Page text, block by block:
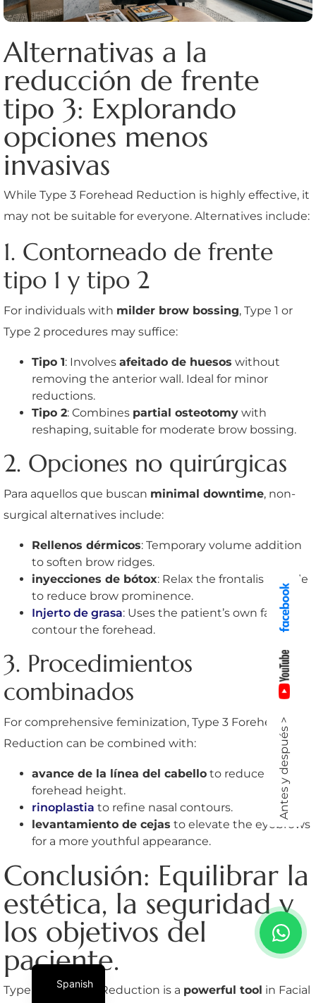
Alternativas a la
reducción de frente
tipo 3: Explorando
opciones menos
invasivas
While Type 3 Forehead Reduction is highly effective, it
may not be suitable for everyone. Alternatives include:
1. Contorneado de frente
tipo 1 y tipo 2
For individuals with milder brow bossing, Type 1 or
Type 2 procedures may suffice:
Tipo 1: Involves afeitado de huesos without
removing the anterior wall. Ideal for minor
reductions.
Tipo 2: Combines partial osteotomy with
reshaping, suitable for moderate brow bossing.
2. Opciones no quirúrgicas
Para aquellos que buscan minimal downtime, non-
surgical alternatives include:
Rellenos dérmicos: Temporary volume addition
to soften brow ridges.
inyecciones de bótox: Relax the frontalis muscle
to reduce brow prominence.
Injerto de grasa: Uses the patient’s own fat to
contour the forehead.
3. Procedimientos
combinados
For comprehensive feminization, Type 3 Forehead
Reduction can be combined with:
avance de la línea del cabello to reduce
forehead height.
rinoplastia to refine nasal contours.
levantamiento de cejas to elevate the eyebrows
for a more youthful appearance.
Conclusión: Equilibrar la
estética, la seguridad y
los objetivos del
paciente.
Type 3 Forehead Reduction is a powerful tool in Facial
Antes y después >
Spanish